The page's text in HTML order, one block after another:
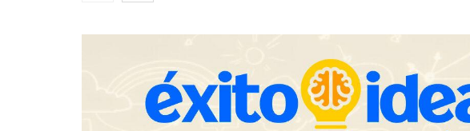
Jumpstart: EE.UU. redefine la
movilidad profesional con